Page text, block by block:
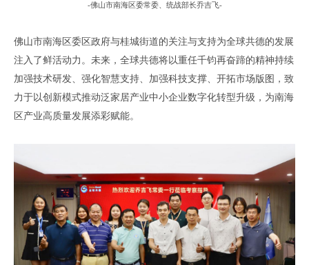
-佛山市南海区委常委、统战部长乔吉飞-
佛山市南海区委区政府与桂城街道的关注与支持为全球共德的发展
注入了鲜活动力 。未来， 全球共德将以重任千钧再奋蹄的精神持续
加强技术研发、强化智慧支持、 加强科技支撑、 开拓市场版图 ，致
力于以创新模式推动泛家居产业中小企业数字化转型升级，为南海
区产业高质量发展添彩赋能。